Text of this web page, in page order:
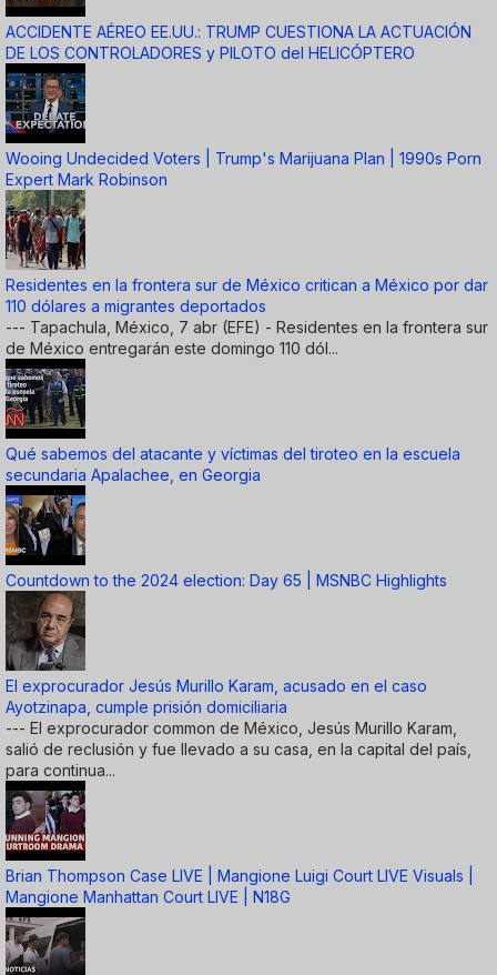
ACCIDENTE AÉREO EE.UU.: TRUMP CUESTIONA LA ACTUACIÓN
DE LOS CONTROLADORES y PILOTO del HELICÓPTERO
Wooing Undecided Voters | Trump's Marijuana Plan | 1990s Porn
Expert Mark Robinson
Residentes en la frontera sur de México critican a México por dar
110 dólares a migrantes deportados
--- Tapachula, México, 7 abr (EFE) - Residentes en la frontera sur
de México entregarán este domingo 110 dól...
Qué sabemos del atacante y víctimas del tiroteo en la escuela
secundaria Apalachee, en Georgia
Countdown to the 2024 election: Day 65 | MSNBC Highlights
El exprocurador Jesús Murillo Karam, acusado en el caso
Ayotzinapa, cumple prisión domiciliaria
--- El exprocurador common de México, Jesús Murillo Karam,
salió de reclusión y fue llevado a su casa, en la capital del país,
para continua...
Brian Thompson Case LIVE | Mangione Luigi Court LIVE Visuals |
Mangione Manhattan Court LIVE | N18G